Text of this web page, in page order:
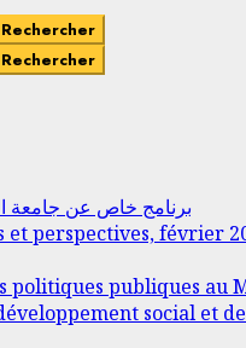
برنامج خاص عن جامعة
perspectives, février
politiques publiques au
social et